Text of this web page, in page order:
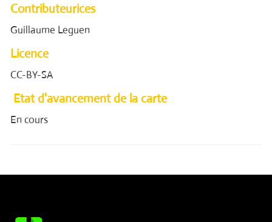
Contributeurices
Guillaume Leguen
Licence
CC-BY-SA
Etat d'avancement de la carte
En cours